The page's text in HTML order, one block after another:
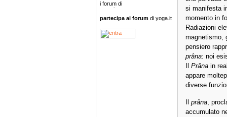
partecipa ai forumdi yoga.it
si manifesta
momento in
Radiazioni
magnetismo,
pensiero
prâna: noi
Prânain
appare
diverse
prâna,
accumulato